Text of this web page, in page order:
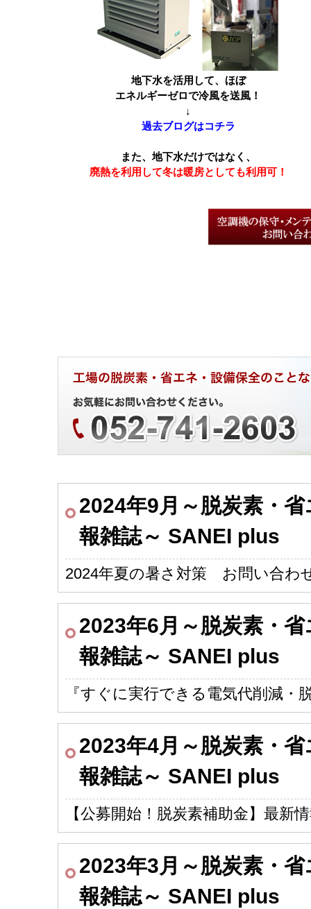
地下水を活用して、ほぼ
エネルギーゼロで冷風を送風！
↓
過去ブログはコチラ
また、地下水だけではなく、
廃熱を利用して冬は暖房としても利用可！
2024年9月～脱炭素・
報雑誌～ SANEI plus
2024年夏の暑さ対策 お問い合わ
2023年6月～脱炭素・
報雑誌～ SANEI plus
『すぐに実行できる電気代削減・
2023年4月～脱炭素・
報雑誌～ SANEI plus
【公募開始！脱炭素補助金】最新
2023年3月～脱炭素・
報雑誌～ SANEI plus